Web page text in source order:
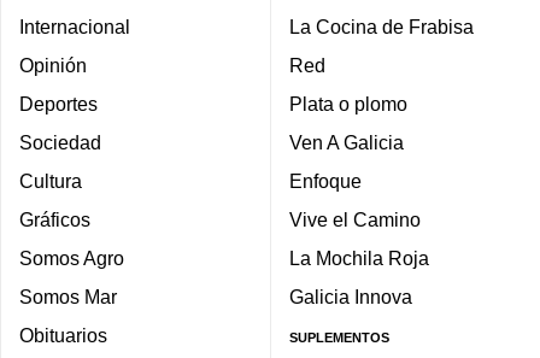
Internacional
Opinión
Deportes
Sociedad
Cultura
Gráficos
Somos Agro
Somos Mar
Obituarios
La Cocina de Frabisa
Red
Plata o plomo
Ven A Galicia
Enfoque
Vive el Camino
La Mochila Roja
Galicia Innova
SUPLEMENTOS